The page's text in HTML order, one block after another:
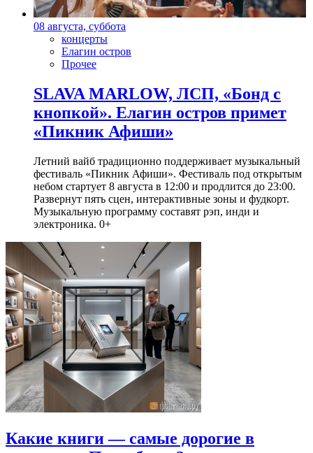
08 августа, суббота
концерты
Елагин остров
Прочее
SLAVA MARLOW, ЛСП, «Бонд с
кнопкой». Елагин остров примет
«Пикник Афиши»
Летний вайб традиционно поддерживает музыкальный
фестиваль «Пикник Афиши». Фестиваль под открытым
небом стартует 8 августа в 12:00 и продлится до 23:00.
Развернут пять сцен, интерактивные зоны и фудкорт.
Музыкальную программу составят рэп, инди и
электроника. 0+
Какие книги — самые дорогие в